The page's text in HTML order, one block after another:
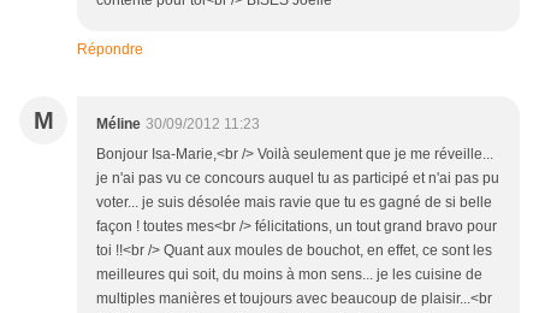
Répondre
M Méline 30/09/2012 11:23
Bonjour Isa-Marie,<br /> Voilà seulement que je me réveille...
je n'ai pas vu ce concours auquel tu as participé et n'ai pas pu
voter... je suis désolée mais ravie que tu es gagné de si belle
façon ! toutes mes<br /> félicitations, un tout grand bravo pour
toi !!<br /> Quant aux moules de bouchot, en effet, ce sont les
meilleures qui soit, du moins à mon sens... je les cuisine de
multiples manières et toujours avec beaucoup de plaisir...<br